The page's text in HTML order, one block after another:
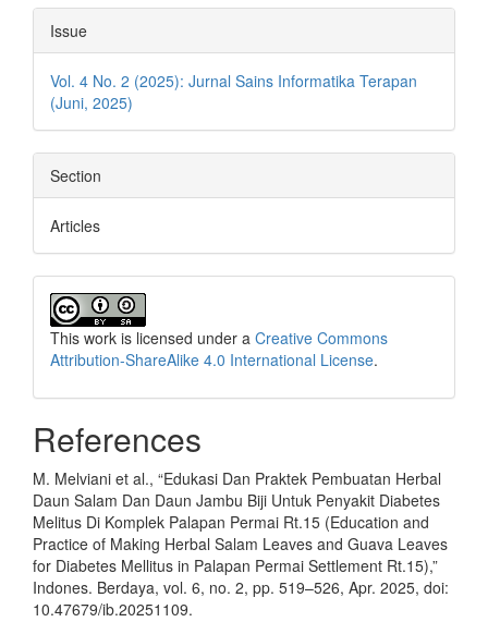
Article
Details
Issue
Vol. 4 No. 2 (2025): Jurnal Sains Informatika Terapan
(Juni, 2025)
Section
Articles
This work is licensed under a Creative Commons
Attribution-ShareAlike 4.0 International License.
References
M. Melviani et al., “Edukasi Dan Praktek Pembuatan Herbal
Daun Salam Dan Daun Jambu Biji Untuk Penyakit Diabetes
Melitus Di Komplek Palapan Permai Rt.15 (Education and
Practice of Making Herbal Salam Leaves and Guava Leaves
for Diabetes Mellitus in Palapan Permai Settlement Rt.15),”
Indones. Berdaya, vol. 6, no. 2, pp. 519–526, Apr. 2025, doi:
10.47679/ib.20251109.